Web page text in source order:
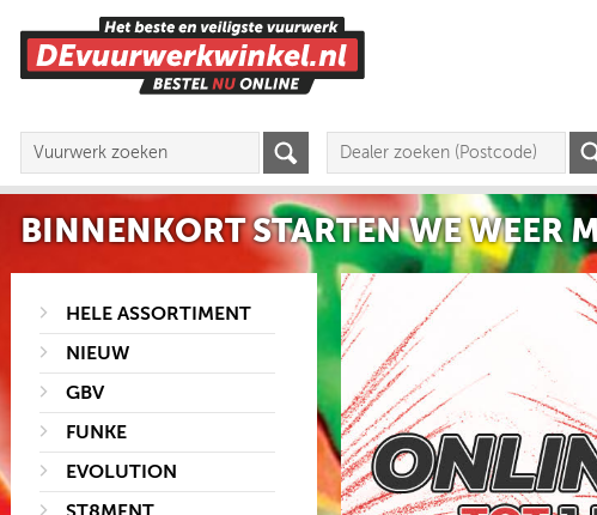
BINNENKORT STARTEN WE WEER
HELE ASSORTIMENT
NIEUW
GBV
FUNKE
EVOLUTION